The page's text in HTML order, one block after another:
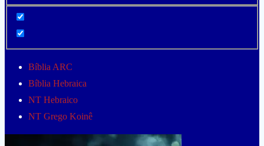
Bíblia ARC
Bíblia Hebraica
NT Hebraico
NT Grego Koinê